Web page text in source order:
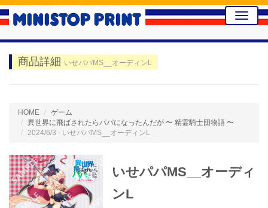
Toggle
商品詳細 いせパパMS__オーディンL
HOME
ゲーム
異世界に飛ばされたらパパになったんだが 〜 精霊騎士団物語 〜
2024/6/3 - いせパパMS__オーディンL
いせパパMS__オーディ
ンL